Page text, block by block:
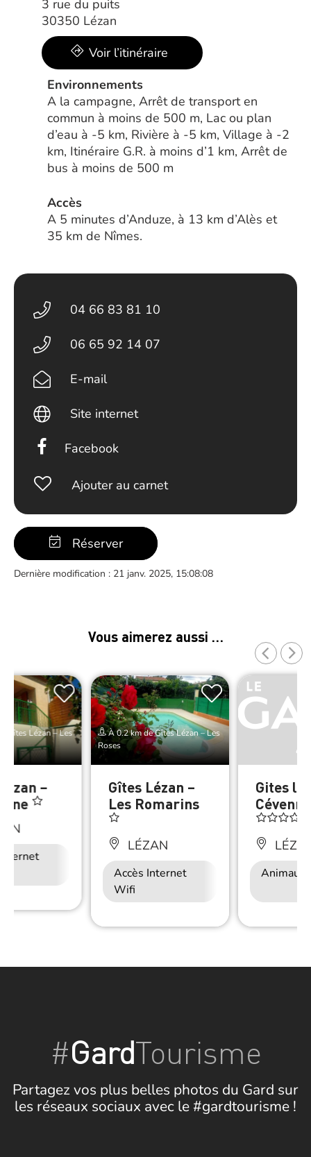
3 rue du puits
30350 Lézan
Voir l’itinéraire
Environnements
A la campagne, Arrêt de transport en
commun à moins de 500 m, Lac ou plan
d’eau à -5 km, Rivière à -5 km, Village à -2
km, Itinéraire G.R. à moins d’1 km, Arrêt de
bus à moins de 500 m
Accès
A 5 minutes d’Anduze, à 13 km d’Alès et
35 km de Nîmes.
04 66 83 81 10
06 65 92 14 07
E-mail
Site internet
Facebook
Ajouter au carnet
Réserver
Dernière modification : 21 janv. 2025, 15:08:08
Vous aimerez aussi …
Gîtes Lézan – Les
–
À 0.2 km de Gîtes Lézan – Les
Roses
Gîtes Lézan –
Les Romarins
LÉZAN
Accès Internet
Wifi
Gites les
Animaux
#GardTourisme
Partagez vos plus belles photos du Gard sur
les réseaux sociaux avec le #gardtourisme !